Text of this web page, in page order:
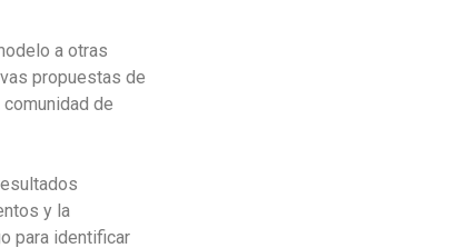
a otras
propuestas de
de
y la
para identificar